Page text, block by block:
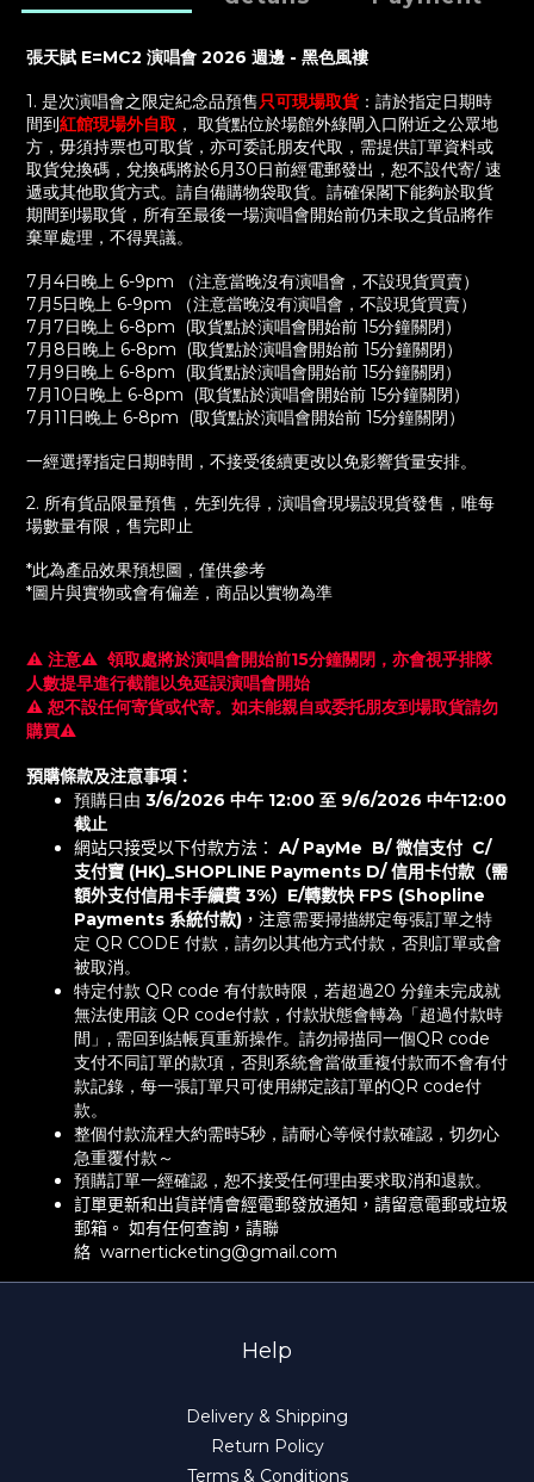
張天賦 E=MC2 演唱會 2026 週邊 - 黑色風褸
1. 是次演唱會之限定紀念品預售只可現場取貨： 請於指定日期時
間到紅館現場外自取 ， 取貨點位於場館外綠閘入口附近之公眾地
方，毋須持票也可取貨，亦可委託朋友代取，需提供訂單資料或
取貨兌換碼， 兌換碼將於6月30日前經電郵發出， 恕不設代寄/ 速
遞或其他取貨方式。請自備購物袋取貨。 請確保閣下能夠於取貨
期間到場取貨，所有至最後一場演唱會開始前仍未取之貨品將作
棄單處理，不得異議。
7月4日晚上 6-9pm （注意當晚沒有演唱會，不設現貨買賣）
7月5日晚上 6-9pm （注意當晚沒有演唱會，不設現貨買賣）
7月7日晚上 6-8pm (取貨點於演唱會開始前 15分鐘關閉）
7月8日晚上 6-8pm
(取貨點於演唱會開始前 15分鐘關閉）
7月9日晚上 6-8pm
(取貨點於演唱會開始前 15分鐘關閉）
7月10日晚上 6-8pm (取貨點於演唱會開始前 15分鐘關閉）
7月11 日晚上 6-8pm (取貨點於演唱會開始前 15分鐘關閉）
一經選擇指定日期時間，不接受後續更改以免影響貨量安排。
2. 所有貨品限量預售，先到先得，演唱會現場設現貨發售，唯每
場數量有限，售完即止
*此為產品效果預想圖，僅供參考
*圖片與實物或會有偏差，商品以實物為準
⚠️ 注意⚠️ 領取處將於演唱會開始前15分鐘關閉，亦會視乎排隊
人數提早進行截龍以免延誤演唱會開始
⚠️ 恕不設任何寄貨或代寄。如未能親自或委托朋友到場取貨請勿
購買⚠️
預購條款及注意事項：
預購日由 3/6/2026 中午 12:00 至 9/6/2026 中午12:00
截止
網站只接受以下付款方法： A/ PayMe B/ 微信支付 C/
支付寶 (HK)_SHOPLINE Payments D/ 信用卡付款（需
額外支付信用卡手續費 3%）E/轉數快 FPS (Shopline
Payments 系統付款) ，注意需要掃描綁定每張訂單之特
定 QR CODE 付款，請勿以其他方式付款，否則訂單或會
被取消。
特定付款 QR code 有付款時限，若超過20 分鐘未完成就
無法使用該 QR code付款，付款狀態會轉為「超過付款時
間」, 需回到結帳頁重新操作。請勿掃描同一個QR code
支付不同訂單的款項，否則系統會當做重複付款而不會有付
款記錄，每一張訂單只可使用綁定該訂單的QR code付
款。
整個付款流程大約需時5秒，請耐心等候付款確認，切勿心
急重覆付款～
預購訂單一經確認，恕不接受任何理由要求取消和退款。
訂單更新和出貨詳情會經電郵發放通知 ， 請留意電郵或垃圾
郵箱。 如有任何查詢 ， 請聯
絡 warnerticketing@gmail.com
Help
Delivery & Shipping
Return Policy
Terms & Conditions